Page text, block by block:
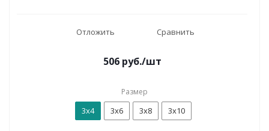
Отложить Сравнить
506 руб./шт
Размер
3х4 3х6 3х8 3х10